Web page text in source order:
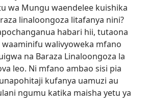
wa Mungu waendelee kuishika
linaloongoza litafanya nini?
habari hii, tutaona
walivyoweka mfano
na Baraza Linaloongoza la
leo. Ni mfano ambao sisi pia
kufanya uamuzi au
ngumu katika maisha yetu ya